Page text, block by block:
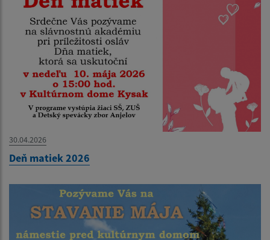
30.04.2026
Deň matiek 2026